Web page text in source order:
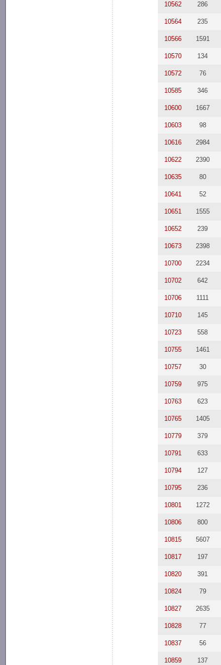
10562 286
10564 235
10566 1591
10570 134
10572 76
10585 346
10600 1667
10603 98
10616 2984
10622 2390
10635 80
10641 52
10651 1555
10652 239
10673 2398
10700 2234
10702 642
10706 1111
10710 145
10723 558
10755 1461
10757 30
10759 975
10763 623
10765 1405
10779 379
10791 633
10794 127
10795 236
10801 1272
10806 800
10815 5607
10817 197
10820 391
10824 79
10827 2635
10828 77
10837 56
10859 137